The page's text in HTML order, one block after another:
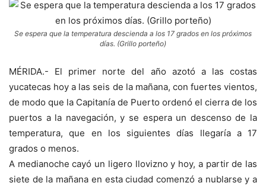
Se espera que la temperatura descienda a los 17 grados en los próximos
días. (Grillo porteño)
MÉRIDA.- El primer norte del año azotó a las costas
yucatecas hoy a las seis de la mañana, con fuertes vientos,
de modo que la Capitanía de Puerto ordenó el cierra de los
puertos a la navegación, y se espera un descenso de la
temperatura, que en los siguientes días llegaría a 17
grados o menos.
A medianoche cayó un ligero llovizno y hoy, a partir de las
siete de la mañana en esta ciudad comenzó a nublarse y a